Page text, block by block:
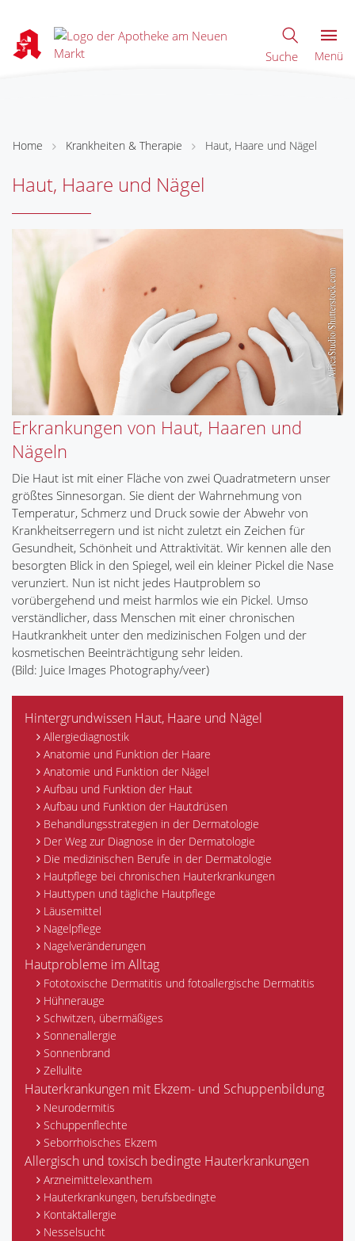
Suche Menü
Home Krankheiten & Therapie Haut, Haare und Nägel
Haut, Haare und Nägel
Erkrankungen von Haut, Haaren und
Nägeln
Die Haut ist mit einer Fläche von zwei Quadratmetern unser
größtes Sinnesorgan. Sie dient der Wahrnehmung von
Temperatur, Schmerz und Druck sowie der Abwehr von
Krankheitserregern und ist nicht zuletzt ein Zeichen für
Gesundheit, Schönheit und Attraktivität. Wir kennen alle den
besorgten Blick in den Spiegel, weil ein kleiner Pickel die Nase
verunziert. Nun ist nicht jedes Hautproblem so
vorübergehend und meist harmlos wie ein Pickel. Umso
verständlicher, dass Menschen mit einer chronischen
Hautkrankheit unter den medizinischen Folgen und der
kosmetischen Beeinträchtigung sehr leiden.
(Bild: Juice Images Photography/veer)
Hintergrundwissen Haut, Haare und Nägel
Allergiediagnostik
Anatomie und Funktion der Haare
Anatomie und Funktion der Nägel
Aufbau und Funktion der Haut
Aufbau und Funktion der Hautdrüsen
Behandlungsstrategien in der Dermatologie
Der Weg zur Diagnose in der Dermatologie
Die medizinischen Berufe in der Dermatologie
Hautpflege bei chronischen Hauterkrankungen
Hauttypen und tägliche Hautpflege
Läusemittel
Nagelpflege
Nagelveränderungen
Hautprobleme im Alltag
Fototoxische Dermatitis und fotoallergische Dermatitis
Hühnerauge
Schwitzen, übermäßiges
Sonnenallergie
Sonnenbrand
Zellulite
Hauterkrankungen mit Ekzem- und Schuppenbildung
Neurodermitis
Schuppenflechte
Seborrhoisches Ekzem
Allergisch und toxisch bedingte Hauterkrankungen
Arzneimittelexanthem
Hauterkrankungen, berufsbedingte
Kontaktallergie
Nesselsucht